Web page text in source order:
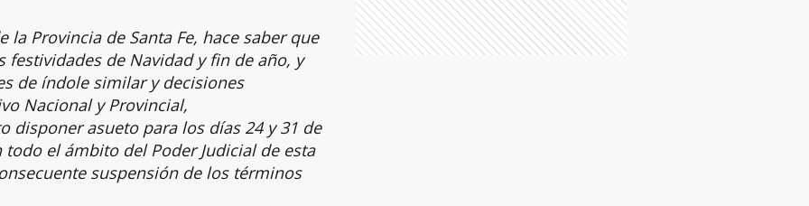
la Provincia de Santa Fe, hace saber que
de Navidad y fin de año, y
de índole similar y decisiones
Nacional y Provincial,
disponer asueto para los días 24 y 31 de
el ámbito del Poder Judicial de esta
suspensión de los términos